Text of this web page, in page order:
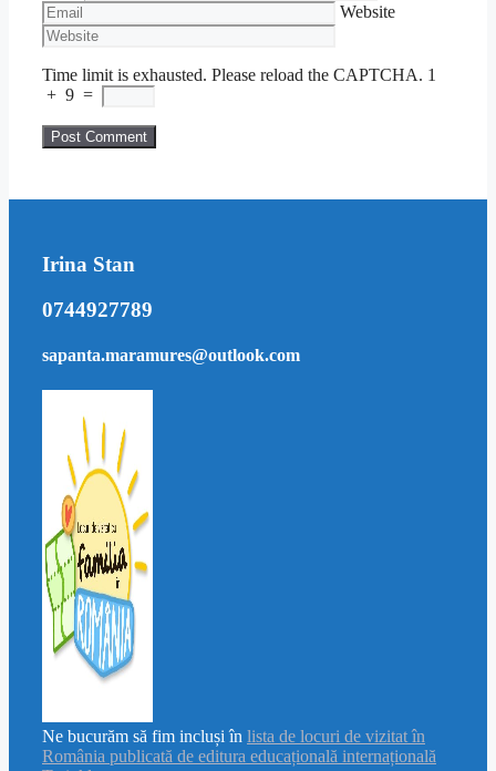
Website
Time limit is exhausted. Please reload the CAPTCHA. 1
+ 9 =
Irina Stan
0744927789
sapanta.maramures@outlook.com
Ne bucurăm să fim incluși în lista de locuri de vizitat în
România publicată de editura educațională internațională